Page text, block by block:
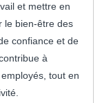
et mettre en
le bien-être des
confiance et de
à
tout en